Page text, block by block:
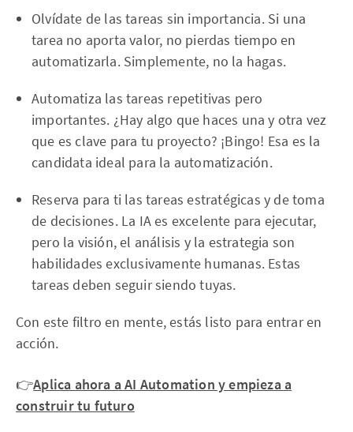
Olvídate de las tareas sin importancia. Si una
tarea no aporta valor, no pierdas tiempo en
automatizarla. Simplemente, no la hagas.
Automatiza las tareas repetitivas pero
importantes. ¿Hay algo que haces una y otra vez
que es clave para tu proyecto? ¡Bingo! Esa es la
candidata ideal para la automatización.
Reserva para ti las tareas estratégicas y de toma
de decisiones. La IA es excelente para ejecutar,
pero la visión, el análisis y la estrategia son
habilidades exclusivamente humanas. Estas
tareas deben seguir siendo tuyas.
Con este filtro en mente, estás listo para entrar en
acción.
👉Aplica ahora a AI Automation y empieza a
construir tu futuro